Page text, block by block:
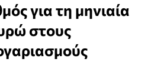
για τη μηνιαία
στους